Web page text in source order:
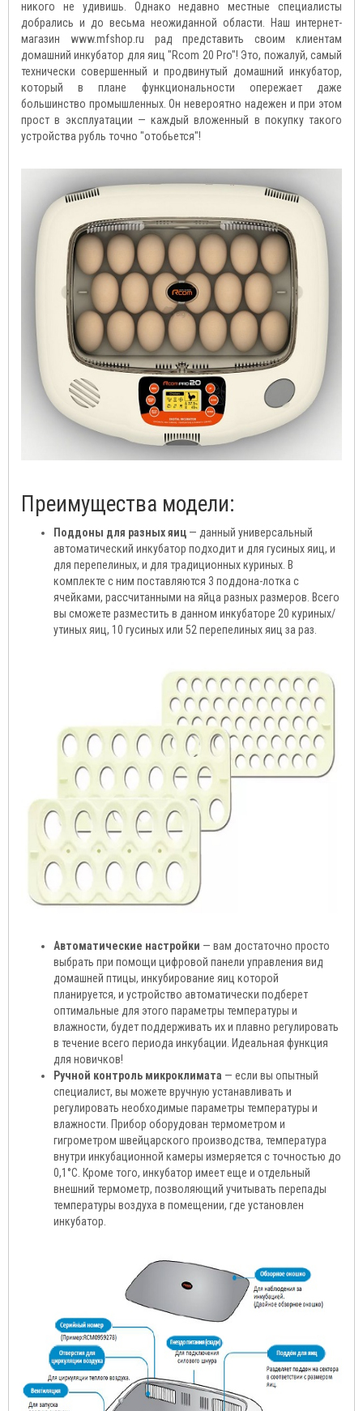
никого не удивишь. Однако недавно местные специалисты
добрались и до весьма неожиданной области. Наш интернет-
магазин www.mfshop.ru рад представить своим клиентам
домашний инкубатор для яиц "Rcom 20 Pro"! Это, пожалуй, самый
технически совершенный и продвинутый домашний инкубатор,
который в плане функциональности опережает даже
большинство промышленных. Он невероятно надежен и при этом
прост в эксплуатации — каждый вложенный в покупку такого
устройства рубль точно "отобьется"!
Преимущества модели:
Поддоны для разных яиц — данный универсальный
автоматический инкубатор подходит и для гусиных яиц, и
для перепелиных, и для традиционных куриных. В
комплекте с ним поставляются 3 поддона-лотка с
ячейками, рассчитанными на яйца разных размеров. Всего
вы сможете разместить в данном инкубаторе 20 куриных/
утиных яиц, 10 гусиных или 52 перепелиных яиц за раз.
Автоматические настройки — вам достаточно просто
выбрать при помощи цифровой панели управления вид
домашней птицы, инкубирование яиц которой
планируется, и устройство автоматически подберет
оптимальные для этого параметры температуры и
влажности, будет поддерживать их и плавно регулировать
в течение всего периода инкубации. Идеальная функция
для новичков!
Ручной контроль микроклимата — если вы опытный
специалист, вы можете вручную устанавливать и
регулировать необходимые параметры температуры и
влажности. Прибор оборудован термометром и
гигрометром швейцарского производства, температура
внутри инкубационной камеры измеряется с точностью до
0,1°C. Кроме того, инкубатор имеет еще и отдельный
внешний термометр, позволяющий учитывать перепады
температуры воздуха в помещении, где установлен
инкубатор.